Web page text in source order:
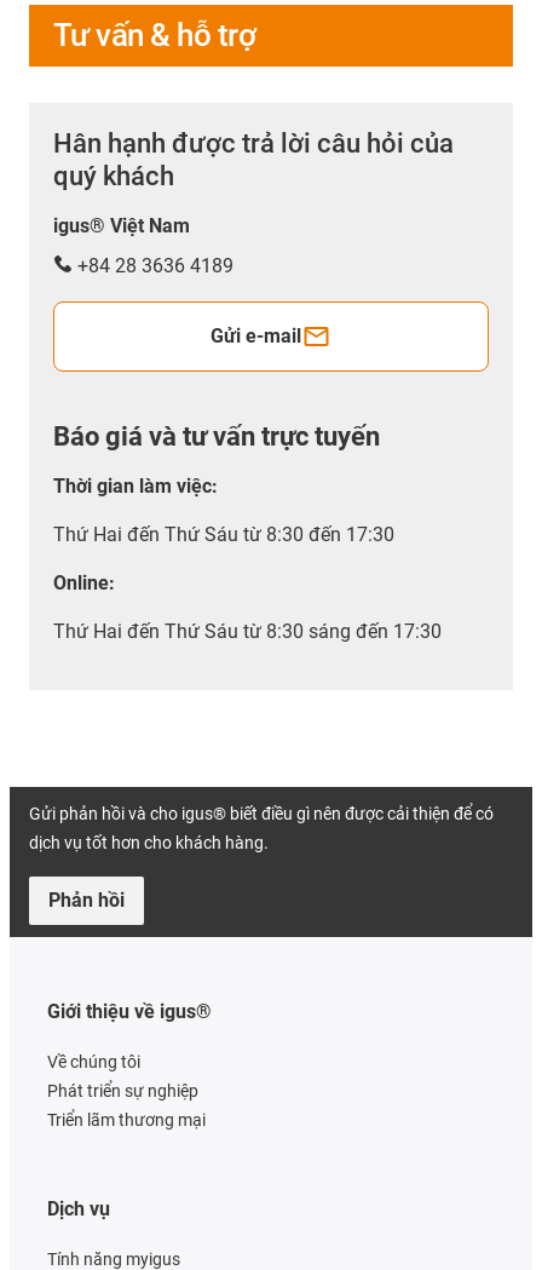
Tư vấn & hỗ trợ
Hân hạnh được trả lời câu hỏi của
quý khách
igus® Việt Nam
+84 28 3636 4189
Gửi e-mail
Báo giá và tư vấn trực tuyến
Thời gian làm việc:
Thứ Hai đến Thứ Sáu từ 8:30 đến 17:30
Online:
Thứ Hai đến Thứ Sáu từ 8:30 sáng đến 17:30
Gửi phản hồi và cho igus® biết điều gì nên được cải thiện để có
dịch vụ tốt hơn cho khách hàng.
Phản hồi
Giới thiệu về igus®
Về chúng tôi
Phát triển sự nghiệp
Triển lãm thương mại
Dịch vụ
Tính năng myigus